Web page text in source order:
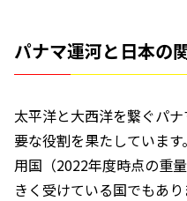
パナマ運河と日本の
太平洋と大西洋を繋ぐパ
要な役割を果たしていま
用国（2022年度時点の重
きく受けている国でもあ